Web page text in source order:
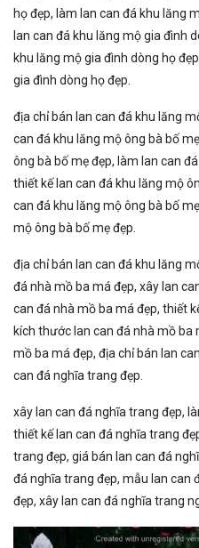
họ đẹp, làm lan can đá khu lăng
lan can đá khu lăng mộ gia đình
khu lăng mộ gia đình dòng họ
gia đình dòng họ đẹp.
địa chỉ bán lan can đá khu lăng
can đá khu lăng mộ ông bà bố
ông bà bố mẹ đẹp, làm lan can
thiết kế lan can đá khu lăng mộ
can đá khu lăng mộ ông bà bố
mộ ông bà bố mẹ đẹp.
địa chỉ bán lan can đá khu lăng
đá nhà mồ ba má đẹp, xây lan
can đá nhà mồ ba má đẹp, thiết
kích thước lan can đá nhà mồ ba
mồ ba má đẹp, địa chỉ bán lan
can đá nghĩa trang đẹp.
xây lan can đá nghĩa trang đẹp,
thiết kế lan can đá nghĩa trang
trang đẹp, giá bán lan can đá
đá nghĩa trang đẹp, mẫu lan can
đẹp, xây lan can đá nghĩa trang